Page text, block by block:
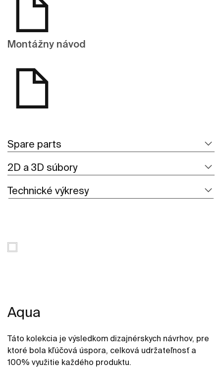
Montážny návod
Spare parts
2D a 3D súbory
Technické výkresy
Aqua
Táto kolekcia je výsledkom dizajnérskych návrhov, pre
ktoré bola kľúčová úspora, celková udržateľnosť a
100% využitie každého produktu.